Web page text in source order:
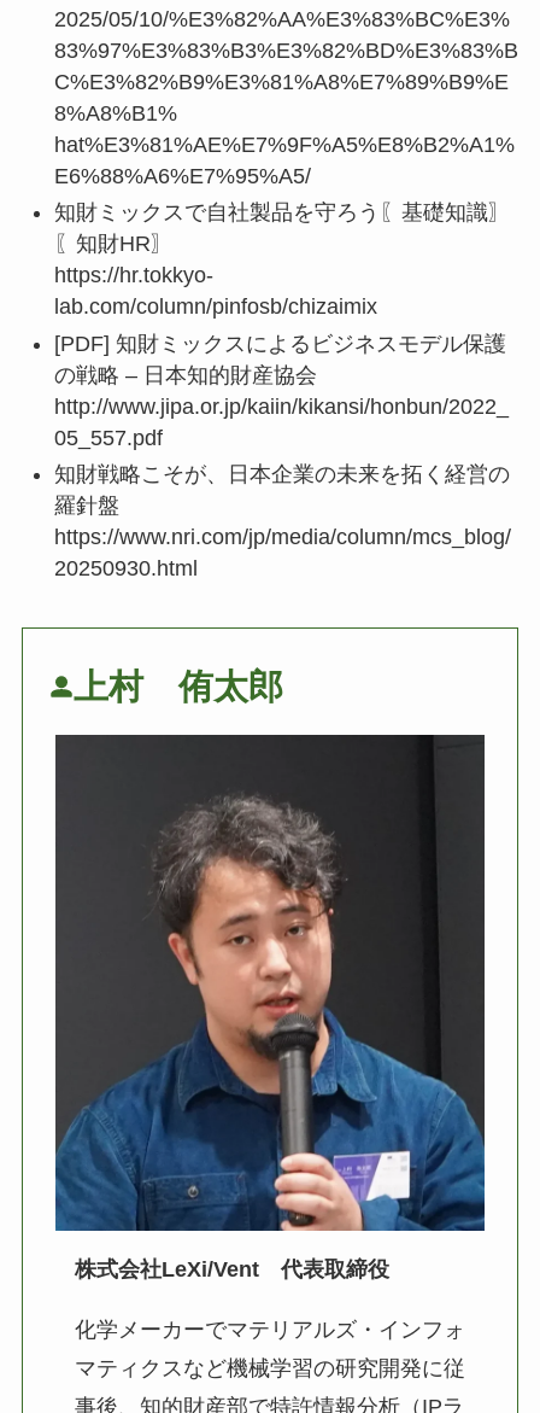
2025/05/10/%E3%82%AA%E3%83%BC%E3%
83%97%E3%83%B3%E3%82%BD%E3%83%B
C%E3%82%B9%E3%81%A8%E7%89%B9%E
8%A8%B1%
hat%E3%81%AE%E7%9F%A5%E8%B2%A1%
E6%88%A6%E7%95%A5/
知財ミックスで自社製品を守ろう〖基礎知識〗
〖知財HR〗
https://hr.tokkyo-
lab.com/column/pinfosb/chizaimix
[PDF] 知財ミックスによるビジネスモデル保護
の戦略 – 日本知的財産協会
http://www.jipa.or.jp/kaiin/kikansi/honbun/2022_
05_557.pdf
知財戦略こそが、日本企業の未来を拓く経営の
羅針盤
https://www.nri.com/jp/media/column/mcs_blog/
20250930.html
上村 侑太郎
株式会社LeXi/Vent 代表取締役
化学メーカーでマテリアルズ・インフォ
マティクスなど機械学習の研究開発に従
事後、知的財産部で特許情報分析（IPラ